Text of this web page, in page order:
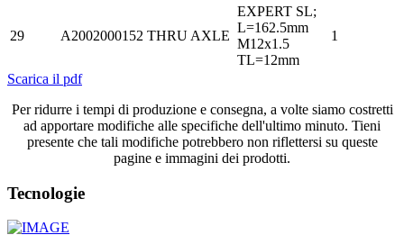
29 A2002000152 THRU AXLE
EXPERT SL;
L=162.5mm
M12x1.5
TL=12mm
1
Scarica il pdf
Per ridurre i tempi di produzione e consegna, a volte siamo costretti
ad apportare modifiche alle specifiche dell'ultimo minuto. Tieni
presente che tali modifiche potrebbero non riflettersi su queste
pagine e immagini dei prodotti.
Tecnologie